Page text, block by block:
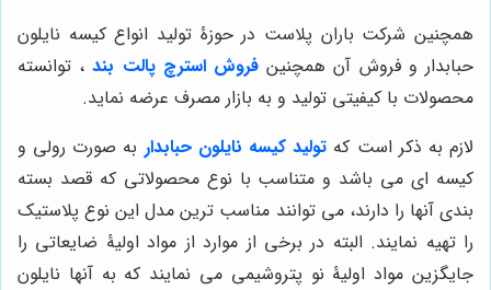
همچنین شرکت باران پلاست در حوزۀ تولید انواع کیسه نایلون
حبابدار و فروش آن همچنین فروش استرچ پالت بند، توانسته
محصولات با کیفیتی تولید و به بازار مصرف عرضه نماید.
لازم به ذکر است که تولید کیسه نایلون حبابدار به صورت رولی و
کیسه ای می باشد و متناسب با نوع محصولاتی که قصد بسته
بندی آنها را دارند، می توانند مناسب ترین مدل این نوع پلاستیک
را تهیه نمایند. البته در برخی از موارد از مواد اولیۀ ضایعاتی را
جایگزین مواد اولیۀ نو پتروشیمی می نمایند که به آنها نایلون